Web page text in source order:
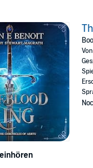
are far from over.
is a gripping tale of
E Benoit (P)2026 Julian E